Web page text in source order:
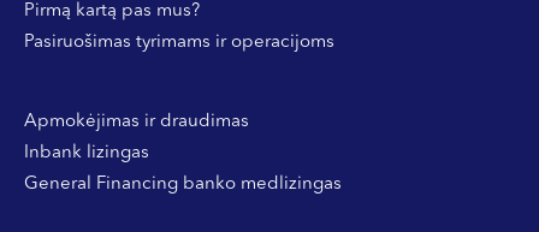
Pirmą kartą pas mus?
Pasiruošimas tyrimams ir operacijoms
Apmokėjimas ir draudimas
Inbank lizingas
General Financing banko medlizingas